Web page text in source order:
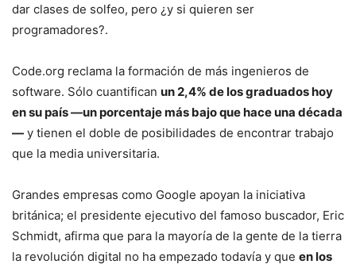
dar clases de solfeo, pero ¿y si quieren ser
programadores?.
Code.org reclama la formación de más ingenieros de
software. Sólo cuantifican un 2,4% de los graduados hoy
en su país —un porcentaje más bajo que hace una década
— y tienen el doble de posibilidades de encontrar trabajo
que la media universitaria.
Grandes empresas como Google apoyan la iniciativa
británica; el presidente ejecutivo del famoso buscador, Eric
Schmidt, afirma que para la mayoría de la gente de la tierra
la revolución digital no ha empezado todavía y que en los